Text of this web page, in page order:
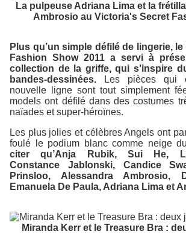
La pulpeuse Adriana Lima et la
Ambrosio au Victoria's Secret
Plus qu’un simple défilé de lingerie, le
Fashion Show 2011 a servi à
collection de la griffe, qui s’inspire
bandes-dessinées. Les pièces qui
nouvelle ligne sont tout simplement
models ont défilé dans des costumes
naïades et super-héroïnes.
Les plus jolies et célèbres Angels ont
foulé le podium blanc comme neige
citer qu’Anja Rubik, Sui He,
Constance Jablonski, Candice
Prinsloo, Alessandra Ambrosio,
Emanuela De Paula, Adriana Lima et
Miranda Kerr et le Treasure Bra :